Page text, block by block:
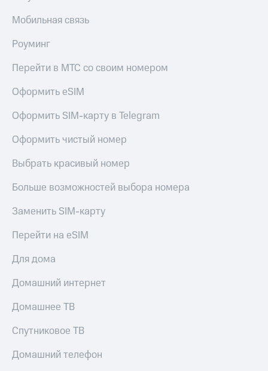
Мобильная связь
Роуминг
Перейти в МТС со своим номером
Оформить eSIM
Оформить SIM-карту в Telegram
Оформить чистый номер
Выбрать красивый номер
Больше возможностей выбора номера
Заменить SIM-карту
Перейти на eSIM
Для дома
Домашний интернет
Домашнее ТВ
Спутниковое ТВ
Домашний телефон